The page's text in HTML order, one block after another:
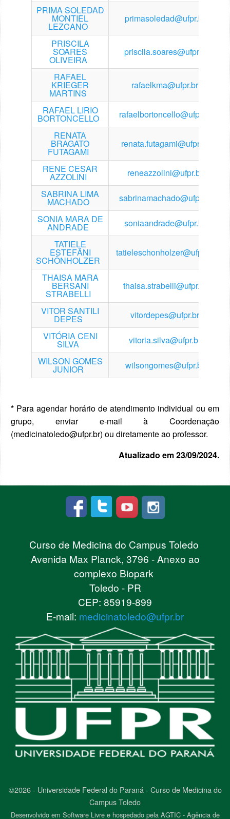
PRIMA SOLEDAD
MONTIEL
LEZCANO
primasoledad@ufpr.br
PRISCILA
SOARES
OLIVEIRA
priscila.soares@ufpr.br
RAFAEL
KRIEGER
MARTINS
rafaelkma@ufpr.br
RAFAEL LIRIO
BORTONCELLO
rafaelbortoncello@ufpr.br
RENATA
BRAGATO
FUTAGAMI
renata.futagami@ufpr.br
RENE CESAR
AZZOLINI
reneazzolini@ufpr.br
SABRINA LIMA
MACHADO
sabrinamachado@ufpr.br
SONIA MARA DE
ANDRADE soniaandrade@ufpr.br
TATIELE
ESTEFÂNI
SCHÖNHOLZER
tatieleschonholzer@ufpr.br
THAISA MARA
BERSANI
STRABELLI
thaisa.strabelli@ufpr.br
VITOR SANTILI
DEPES
vitordepes@ufpr.br
VITÓRIA CENI
SILVA
vitoria.silva@ufpr.br
WILSON GOMES
JUNIOR wilsongomes@ufpr.br
* Para agendar horário de atendimento individual ou em
grupo, enviar e-mail à Coordenação
(medicinatoledo@ufpr.br) ou diretamente ao professor.
Atualizado em 23/09/2024.
Curso de Medicina do Campus Toledo
Avenida Max Planck, 3796 - Anexo ao
complexo Biopark
Toledo - PR
CEP: 85919-899
E-mail: medicinatoledo@ufpr.br
©2026 - Universidade Federal do Paraná - Curso de Medicina do
Campus Toledo
Desenvolvido em Software Livre e hospedado pela AGTIC - Agência de